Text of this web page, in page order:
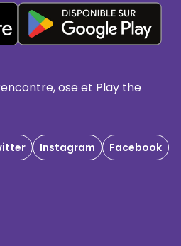
ose et Play the
Instagram Facebook